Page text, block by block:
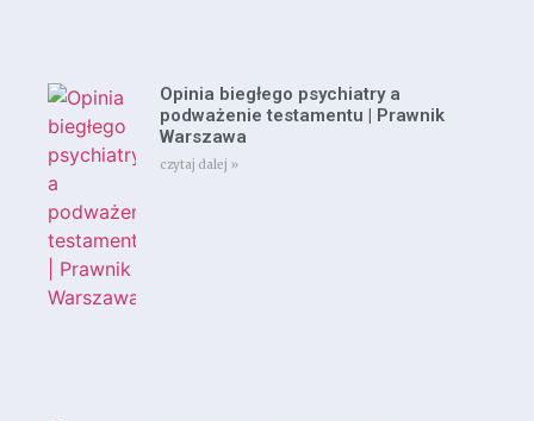
Opinia biegłego psychiatry a
podważenie testamentu | Prawnik
Warszawa
czytaj dalej »